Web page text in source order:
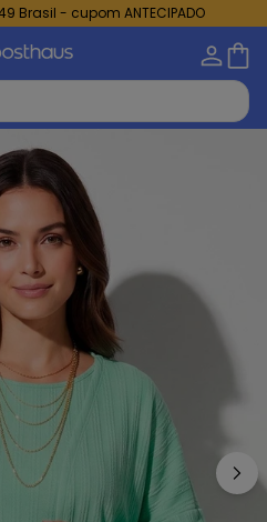
Brasil - cupom ANTECIPADO